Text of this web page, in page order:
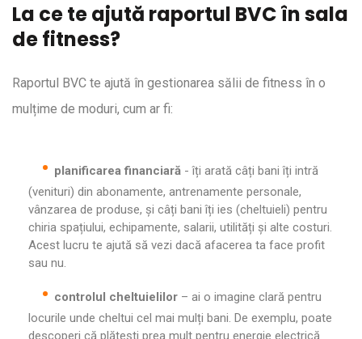
La ce te ajută raportul BVC în sala
de fitness?
Raportul BVC te ajută în gestionarea sălii de fitness în o
mulțime de moduri, cum ar fi:
planificarea financiară - îți arată câți bani îți intră
(venituri) din abonamente, antrenamente personale,
vânzarea de produse, și câți bani îți ies (cheltuieli) pentru
chiria spațiului, echipamente, salarii, utilități și alte costuri.
Acest lucru te ajută să vezi dacă afacerea ta face profit
sau nu.
controlul cheltuielilor – ai o imagine clară pentru
locurile unde cheltui cel mai mulți bani. De exemplu, poate
descoperi că plătești prea mult pentru energie electrică